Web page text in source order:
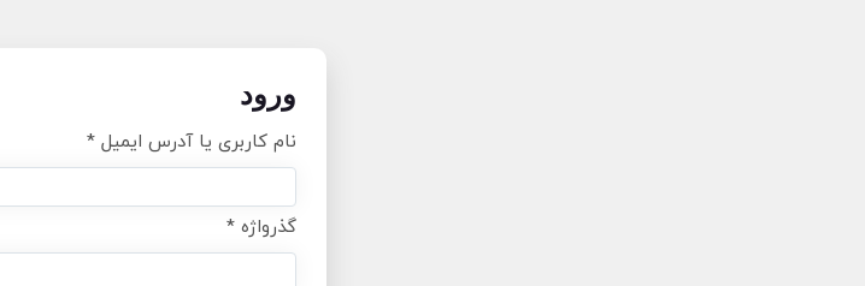
ورود
نام کاربری یا آدرس ایمیل *
گذرواژه *